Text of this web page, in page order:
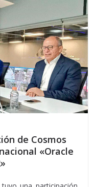
de Cosmos
«Oracle